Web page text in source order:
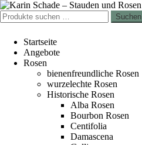
Zur
Navigation
springen
Zum
Inhalt
springen
Suchen
nach:
Suchen
Startseite
Angebote
Rosen
bienenfreundliche Rosen
wurzelechte Rosen
Historische Rosen
Alba Rosen
Bourbon Rosen
Centifolia
Damascena